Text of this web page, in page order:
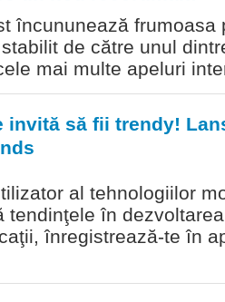
încununează frumoasa
de către unul
mai multe apeluri
invită să fii trendy!
al tehnologiilor
tendinţele în
înregistrează-te în